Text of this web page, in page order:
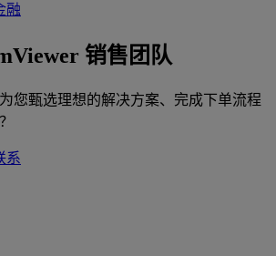
融
销售团队
您甄选理想的解决方案、完成下单流程
系